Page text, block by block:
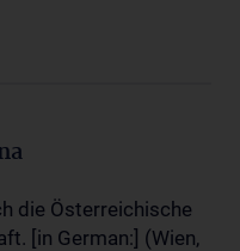
die Österreichische
[in German:] (Wien,